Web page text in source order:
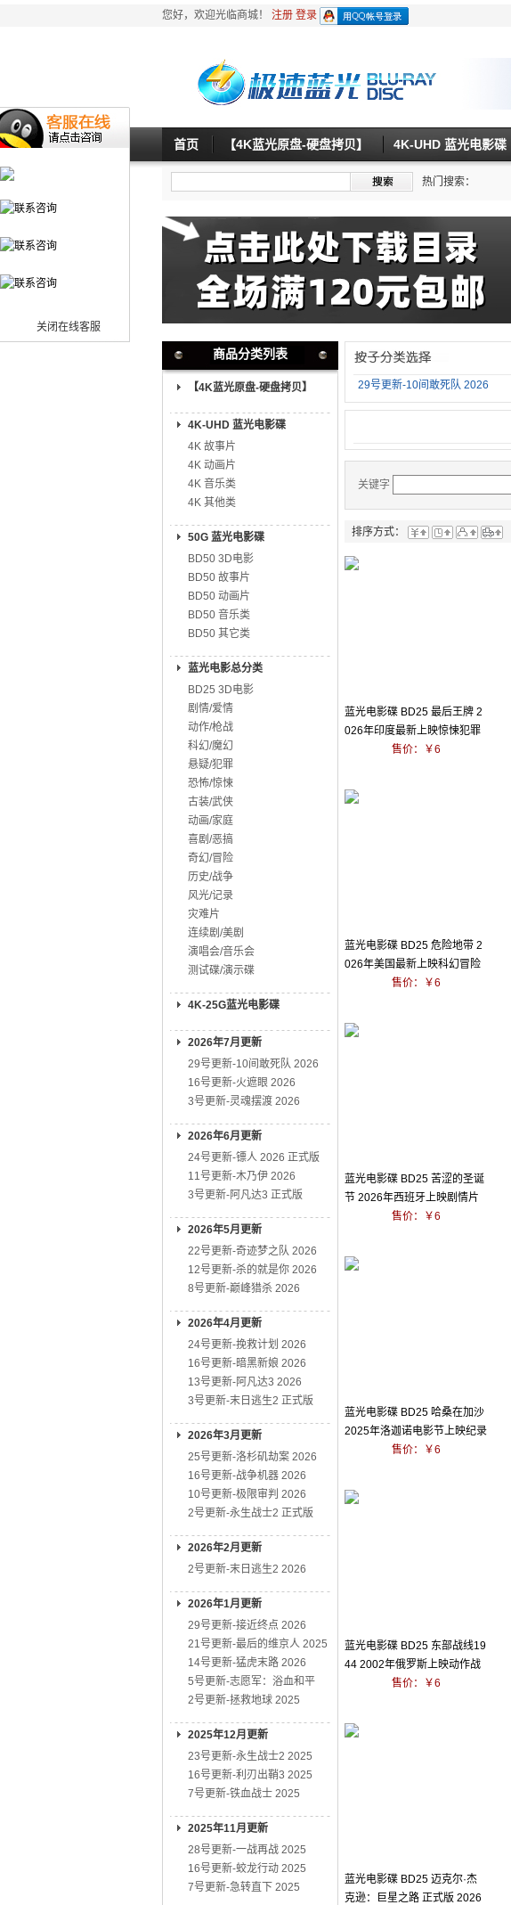
关闭在线客服
您好，欢迎光临商城！ 注册 登录
首页 【4K蓝光原盘-硬盘拷贝】 4K-UHD 蓝光电影碟
热门搜索：
商品分类列表
【4K蓝光原盘-硬盘拷贝】
4K-UHD 蓝光电影碟
4K 故事片
4K 动画片
4K 音乐类
4K 其他类
50G 蓝光电影碟
BD50 3D电影
BD50 故事片
BD50 动画片
BD50 音乐类
BD50 其它类
蓝光电影总分类
BD25 3D电影
剧情/爱情
动作/枪战
科幻/魔幻
悬疑/犯罪
恐怖/惊悚
古装/武侠
动画/家庭
喜剧/恶搞
奇幻/冒险
历史/战争
风光/记录
灾难片
连续剧/美剧
演唱会/音乐会
测试碟/演示碟
4K-25G蓝光电影碟
2026年7月更新
29号更新-10间敢死队 2026
16号更新-火遮眼 2026
3号更新-灵魂摆渡 2026
2026年6月更新
24号更新-镖人 2026 正式版
11号更新-木乃伊 2026
3号更新-阿凡达3 正式版
2026年5月更新
22号更新-奇迹梦之队 2026
12号更新-杀的就是你 2026
8号更新-巅峰猎杀 2026
2026年4月更新
24号更新-挽救计划 2026
16号更新-暗黑新娘 2026
13号更新-阿凡达3 2026
3号更新-末日逃生2 正式版
2026年3月更新
25号更新-洛杉矶劫案 2026
16号更新-战争机器 2026
10号更新-极限审判 2026
2号更新-永生战士2 正式版
2026年2月更新
2号更新-末日逃生2 2026
2026年1月更新
29号更新-接近终点 2026
21号更新-最后的维京人 2025
14号更新-猛虎末路 2026
5号更新-志愿军：浴血和平
2号更新-拯救地球 2025
2025年12月更新
23号更新-永生战士2 2025
16号更新-利刃出鞘3 2025
7号更新-铁血战士 2025
2025年11月更新
28号更新-一战再战 2025
16号更新-蛟龙行动 2025
7号更新-急转直下 2025
29号更新-10间敢死队 2026
关键字
排序方式：
蓝光电影碟 BD25 最后王牌 2
026年印度最新上映惊悚犯罪
售价：￥6
蓝光电影碟 BD25 危险地带 2
026年美国最新上映科幻冒险
售价：￥6
蓝光电影碟 BD25 苦涩的圣诞
节 2026年西班牙上映剧情片
售价：￥6
蓝光电影碟 BD25 哈桑在加沙
2025年洛迦诺电影节上映纪录
售价：￥6
蓝光电影碟 BD25 东部战线19
44 2002年俄罗斯上映动作战
售价：￥6
蓝光电影碟 BD25 迈克尔·杰
克逊：巨星之路 正式版 2026